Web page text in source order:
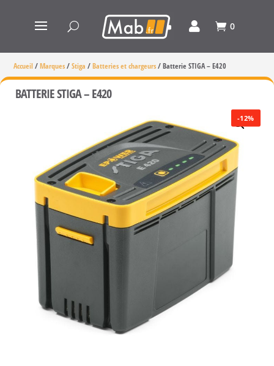
0
Accueil/Marques/Stiga /Batteries et chargeurs/Batterie STIGA – E420
BATTERIE STIGA – E420
-12%